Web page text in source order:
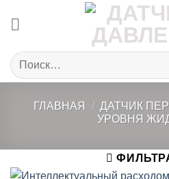
Искать:
ГЛАВНАЯ / ДАТЧИК
УРОВНЯ